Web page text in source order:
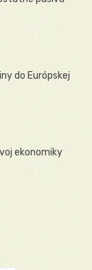
do Európskej
ekonomiky